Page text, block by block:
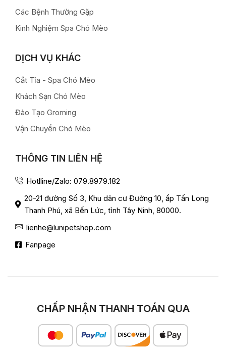
Các Bệnh Thường Gặp
Kinh Nghiệm Spa Chó Mèo
DỊCH VỤ KHÁC
Cắt Tỉa - Spa Chó Mèo
Khách Sạn Chó Mèo
Đào Tạo Groming
Vận Chuyển Chó Mèo
THÔNG TIN LIÊN HỆ
Hotlline/Zalo: 079.8979.182
20-21 đường Số 3, Khu dân cư Đường 10, ấp Tấn Long
Thanh Phú, xã Bến Lức, tỉnh Tây Ninh, 80000.
lienhe@lunipetshop.com
Fanpage
CHẤP NHẬN THANH TOÁN QUA